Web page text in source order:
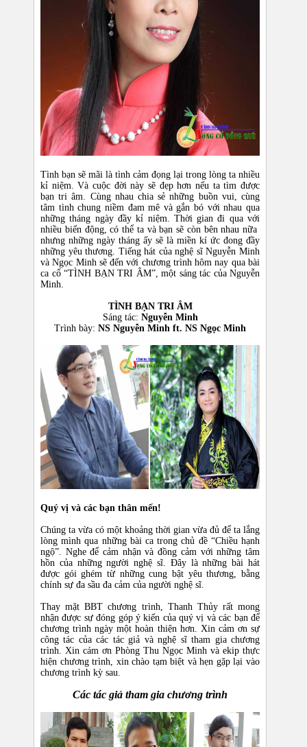
Tình bạn sẽ mãi là tình cảm đọng lại trong lòng ta nhiều
kỉ niệm. Và cuộc đời này sẽ đẹp hơn nếu ta tìm được
bạn tri âm. Cùng nhau chia sẻ những buồn vui, cùng
tâm tình chung niềm đam mê và gắn bó với nhau qua
những tháng ngày đầy kỉ niệm. Thời gian đi qua với
nhiều biến động, có thể ta và bạn sẽ còn bên nhau nữa
nhưng những ngày tháng ấy sẽ là miền kí ức đong đầy
những yêu thương. Tiếng hát của nghệ sĩ Nguyễn Minh
và Ngọc Minh sẽ đến với chương trình hôm nay qua bài
ca cổ “TÌNH BẠN TRI ÂM”, một sáng tác của Nguyễn
Minh.
TÌNH BẠN TRI ÂM
Sáng tác: Nguyễn Minh
Trình bày: NS Nguyễn Minh ft. NS Ngọc Minh
Quý vị và các bạn thân mến!
Chúng ta vừa có một khoảng thời gian vừa đủ để ta lắng
lòng mình qua những bài ca trong chủ đề “Chiều hạnh
ngộ”. Nghe để cảm nhận và đồng cảm với những tâm
hồn của những người nghệ sĩ. Đây là những bài hát
được gói ghém từ những cung bật yêu thương, bằng
chính sự đa sầu đa cảm của người nghệ sĩ.
Thay mặt BBT chương trình, Thanh Thủy rất mong
nhận được sự đóng góp ý kiến của quý vị và các bạn để
chương trình ngày một hoàn thiện hơn. Xin cảm ơn sự
công tác của các tác giả và nghệ sĩ tham gia chương
trình. Xin cám ơn Phòng Thu Ngọc Minh và ekip thực
hiện chương trình, xin chào tạm biệt và hẹn gặp lại vào
chương trình kỳ sau.​
Các tác giả tham gia chương trình​